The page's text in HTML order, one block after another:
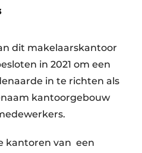
dit makelaarskantoor
in 2021 om een
in te richten als
kantoorgebouw
kantoren van een